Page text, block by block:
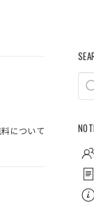
について